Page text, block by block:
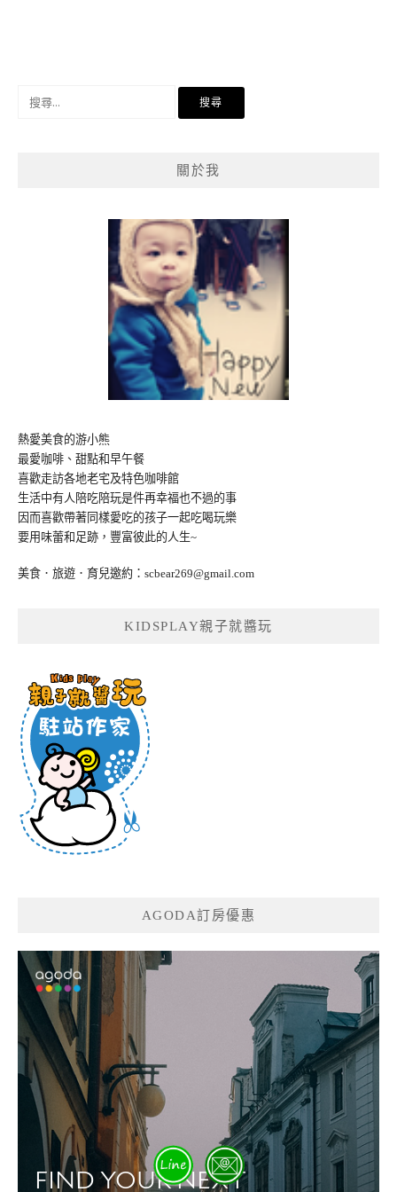
關於我
熱愛美食的游小熊
最愛咖啡、甜點和早午餐
喜歡走訪各地老宅及特色咖啡館
生活中有人陪吃陪玩是件再幸福也不過的事
因而喜歡帶著同樣愛吃的孩子一起吃喝玩樂
要用味蕾和足跡，豐富彼此的人生~
美食．旅遊．育兒邀約： scbear269@gmail.com
KIDSPLAY親子就醬玩
AGODA訂房優惠